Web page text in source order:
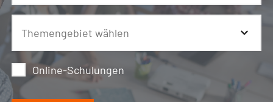
Online-Schulungen